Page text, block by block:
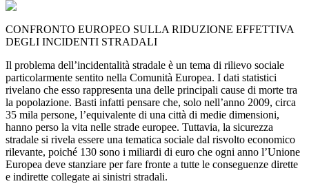
CONFRONTO EUROPEO SULLA RIDUZIONE EFFETTIVA
DEGLI INCIDENTI STRADALI
Il problema dell’incidentalità stradale è un tema di rilievo sociale
particolarmente sentito nella Comunità Europea. I dati statistici
rivelano che esso rappresenta una delle principali cause di morte tra
la popolazione. Basti infatti pensare che, solo nell’anno 2009, circa
35 mila persone, l’equivalente di una città di medie dimensioni,
hanno perso la vita nelle strade europee. Tuttavia, la sicurezza
stradale si rivela essere una tematica sociale dal risvolto economico
rilevante, poiché 130 sono i miliardi di euro che ogni anno l’Unione
Europea deve stanziare per fare fronte a tutte le conseguenze dirette
e indirette collegate ai sinistri stradali.